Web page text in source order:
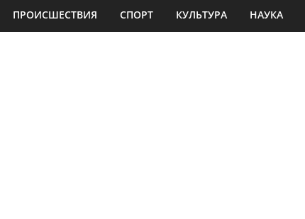
ПРОИСШЕСТВИЯ СПОРТ КУЛЬТУРА НАУКА